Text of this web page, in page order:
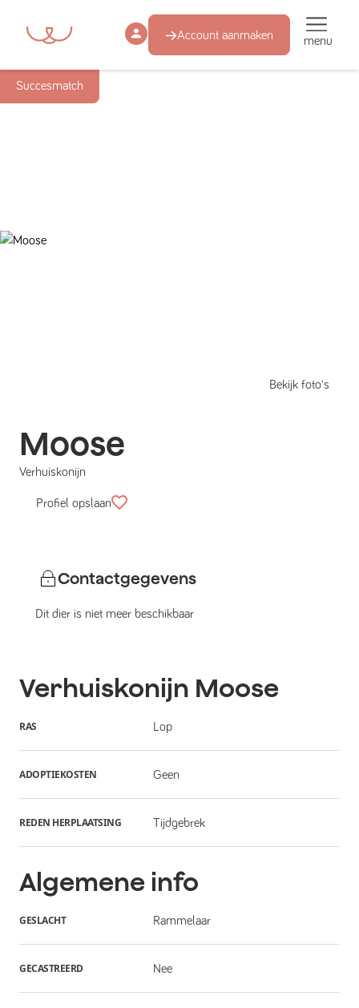
Account aanmaken menu
Succesmatch
Bekijk foto's
Moose
Verhuiskonijn
Profiel opslaan
Contactgegevens
Dit dier is niet meer beschikbaar
Verhuiskonijn Moose
RAS Lop
ADOPTIEKOSTEN Geen
REDEN HERPLAATSING Tijdgebrek
Algemene info
GESLACHT Rammelaar
GECASTREERD Nee